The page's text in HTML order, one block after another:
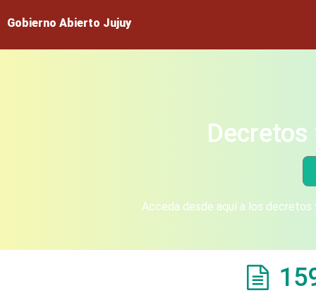
Gobierno Abierto Jujuy
Acceda desde aquí a los